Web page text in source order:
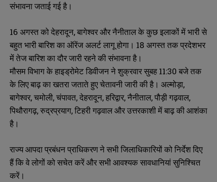
संभावना जताई गई है।
16 अगस्त को देहरादून, बागेश्वर और नैनीताल के कुछ इलाकों में भारी से
बहुत भारी बारिश का ऑरेंज अलर्ट लागू होगा। 18 अगस्त तक प्रदेशभर
में तेज बारिश का दौर जारी रहने की संभावना है।
मौसम विभाग के हाइड्रोमेट डिवीजन ने शुक्रवार सुबह 11:30 बजे तक
के लिए बाढ़ का खतरा जताते हुए चेतावनी जारी की है। अल्मोड़ा,
बागेश्वर, चमोली, चंपावत, देहरादून, हरिद्वार, नैनीताल, पौड़ी गढ़वाल,
पिथौरागढ़, रुद्रप्रयाग, टिहरी गढ़वाल और उत्तरकाशी में बाढ़ की आशंका
है।
राज्य आपदा प्रबंधन प्राधिकरण ने सभी जिलाधिकारियों को निर्देश दिए
हैं कि वे लोगों को सचेत करें और सभी आवश्यक सावधानियां सुनिश्चित
करें।